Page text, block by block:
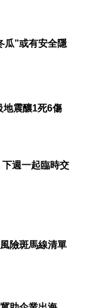
瓜”或有安全隱
地震釀1死6傷
週一起臨時交
險斑馬線清單